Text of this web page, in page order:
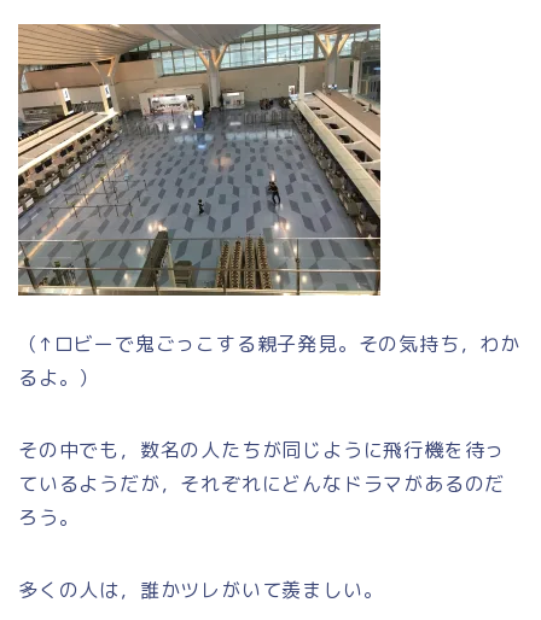
（↑ロビーで鬼ごっこする親子発見。その気持ち，わか
るよ。）
その中でも，数名の人たちが同じように飛行機を待っ
ているようだが，それぞれにどんなドラマがあるのだ
ろう。
多くの人は，誰かツレがいて羨ましい。